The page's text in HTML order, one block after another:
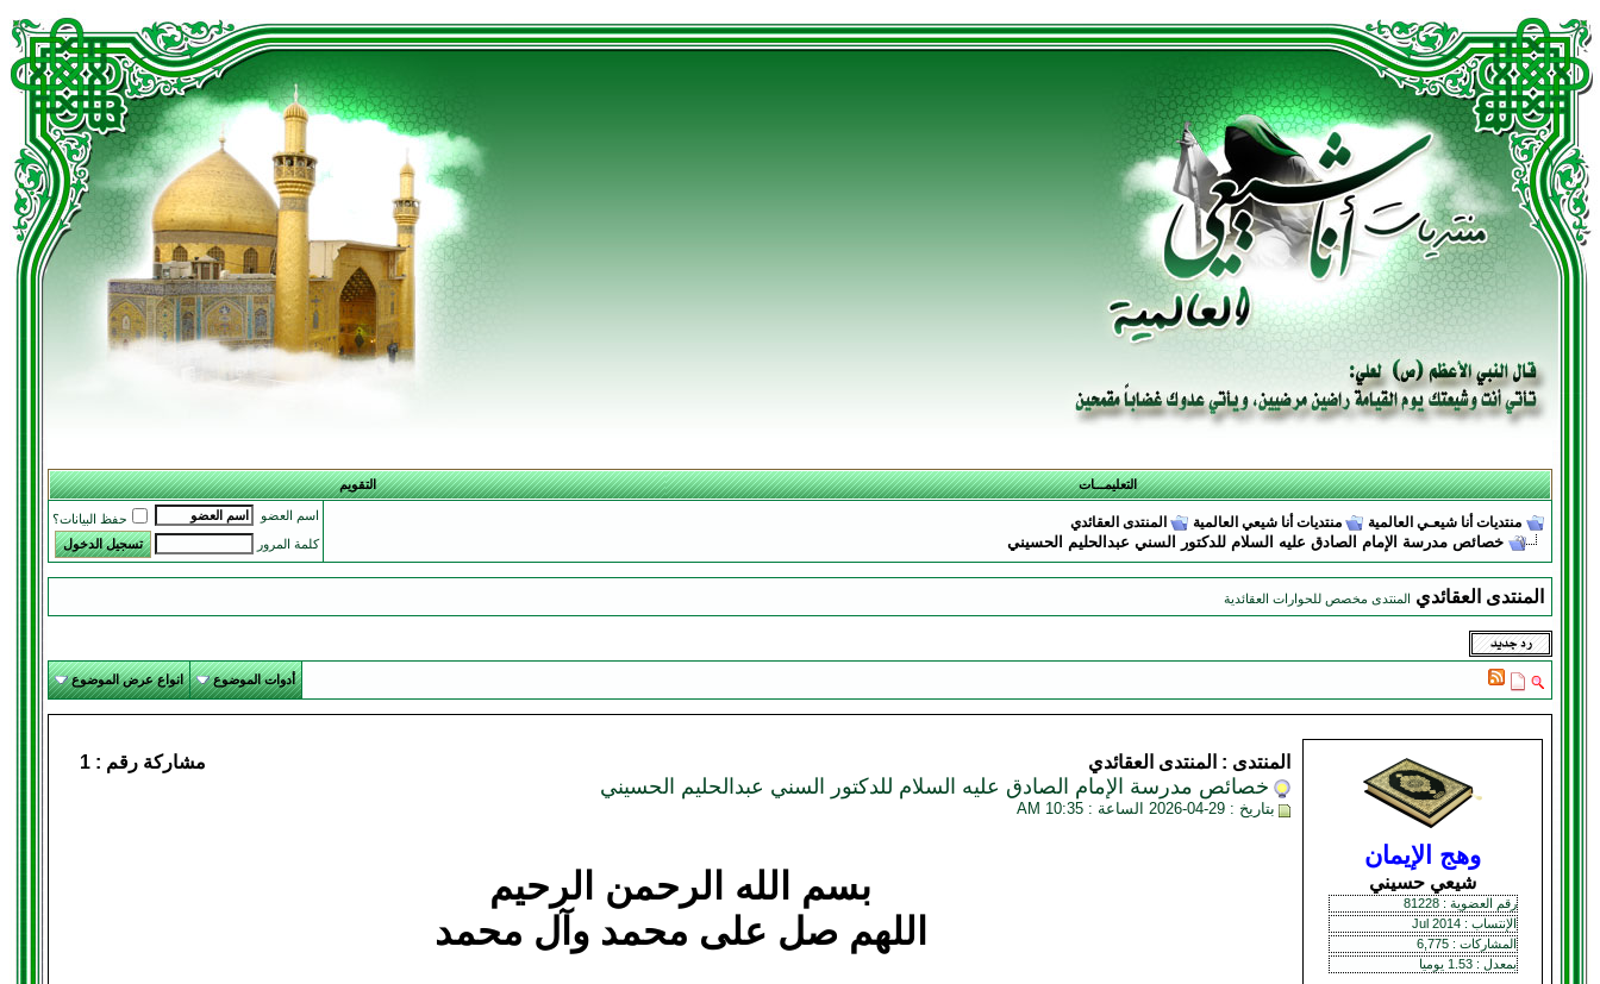
التعليمـــات التقويم
منتديات أنا شيعـي العالمية منتديات أنا شيعي العالمية المنتدى العقائدي
خصائص مدرسة الإمام الصادق عليه السلام للدكتور السني عبدالحليم الحسيني
اسم العضو
حفظ البيانات؟
كلمة المرور
المنتدى العقائدي المنتدى مخصص للحوارات العقائدية
أدوات الموضوع انواع عرض الموضوع
وهج الإيمان
شيعي حسيني
رقم العضوية : 81228
الإنتساب : Jul 2014
المشاركات : 6,775
بمعدل : 1.53 يوميا
مشاركة رقم : 1 المنتدى : المنتدى العقائدي
خصائص مدرسة الإمام الصادق عليه السلام للدكتور السني عبدالحليم الحسيني
بتاريخ : 29-04-2026 الساعة : 10:35 AM
بسم الله الرحمن الرحيم
اللهم صل على محمد وآل محمد